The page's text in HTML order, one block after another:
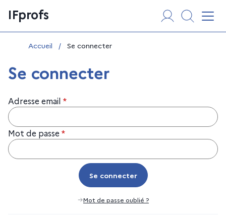
au
contenu
IFprofs
Vous êtes ici :
Accueil / Se connecter
Se connecter
Adresse email *
Mot de passe *
Se connecter
Se connecter
Mot de passe oublié ?